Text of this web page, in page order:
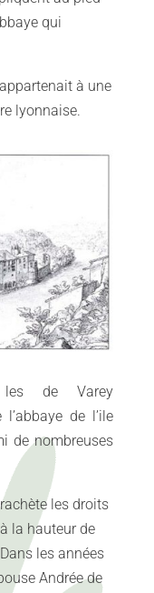
qui
à une
lyonnaise.
les de Varey
de l’ile
de nombreuses
les droits
la hauteur de
les années
Andrée de